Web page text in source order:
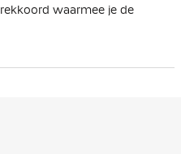
waarmee je de